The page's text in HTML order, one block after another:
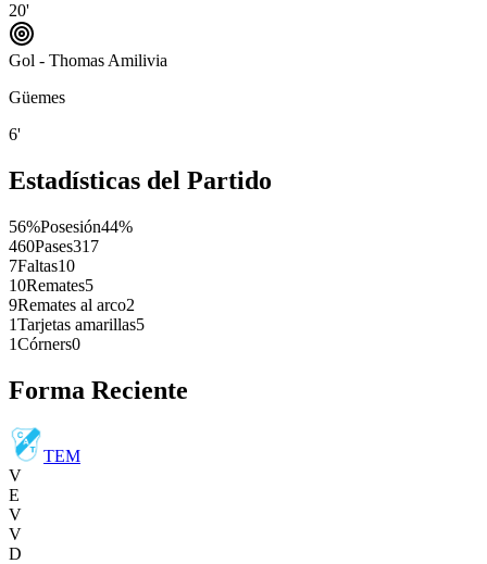
20'
Gol - Thomas Amilivia
Güemes
6'
Estadísticas del Partido
56%Posesión44%
460Pases317
7Faltas10
10Remates5
9Remates al arco2
1Tarjetas amarillas5
1Córners0
Forma Reciente
TEM
V
E
V
V
D